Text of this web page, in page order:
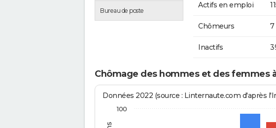
Bureau de poste
Actifs en emploi
Chômeurs 7
Inactifs
Chômage des hommes et des femmes
Données 2022 (source : Linternaute.com d'après
100